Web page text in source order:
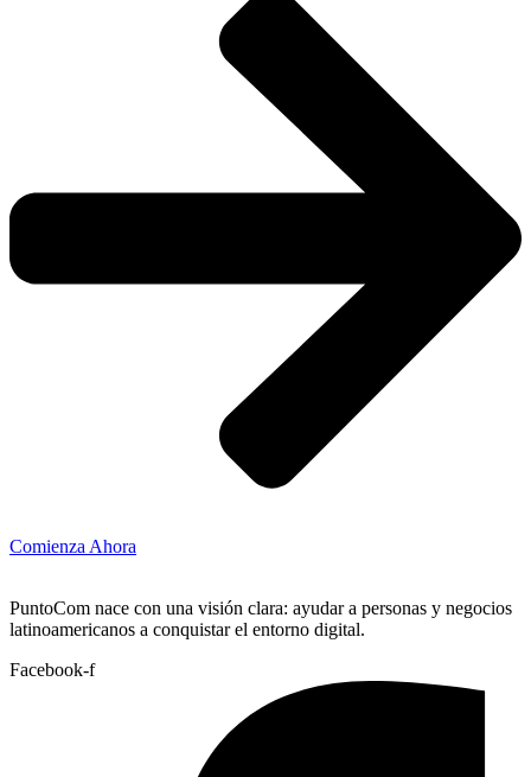
Comienza Ahora
PuntoCom nace con una visión clara: ayudar a personas y negocios
latinoamericanos a conquistar el entorno digital.
Facebook-f